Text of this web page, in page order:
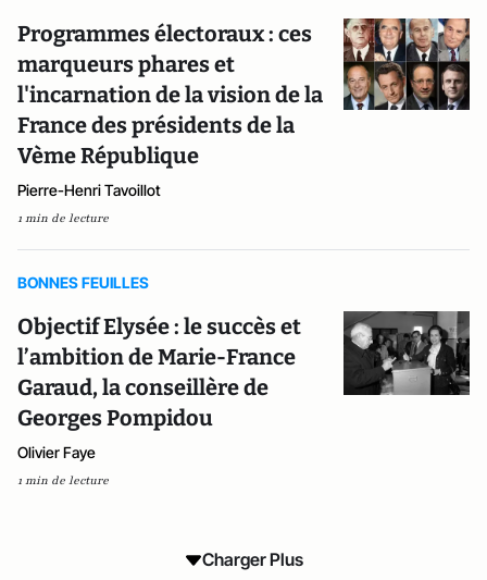
Programmes électoraux : ces
marqueurs phares et
l'incarnation de la vision de la
France des présidents de la
Vème République
Pierre-Henri Tavoillot
1 min de lecture
BONNES FEUILLES
Objectif Elysée : le succès et
l’ambition de Marie-France
Garaud, la conseillère de
Georges Pompidou
Olivier Faye
1 min de lecture
Charger Plus